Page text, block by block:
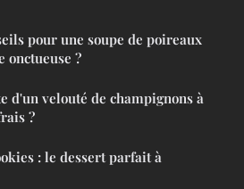
pour une soupe de poireaux
onctueuse ?
d'un velouté de champignons à
?
: le dessert parfait à